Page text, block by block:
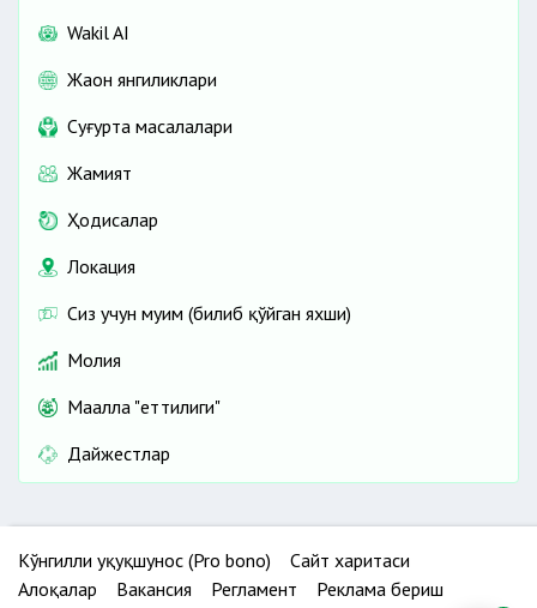
Wakil AI
Жаҳон янгиликлари
Cуғурта масалалари
Жамият
Ҳодисалар
Локация
Сиз учун муҳим (билиб қўйган яхши)
Молия
Маҳалла "еттилиги"
Дайжестлар
Кўнгилли ҳуқуқшунос (Pro bono)
Сайт харитаси
Алоқалар
Вакансия Регламент
Реклама бериш